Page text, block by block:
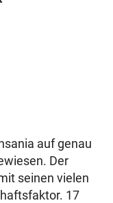
auf genau
Der
seinen vielen
17